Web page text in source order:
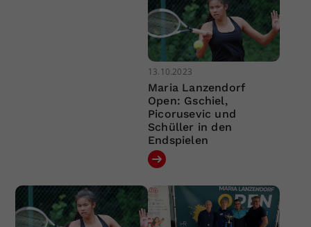
13.10.2023
Maria Lanzendorf
Open: Gschiel,
Picorusevic und
Schüller in den
Endspielen